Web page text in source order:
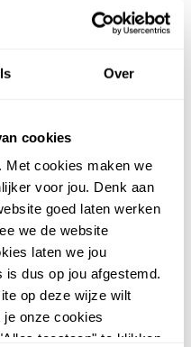
Over
cookies
Met cookies maken we
voor jou. Denk aan
goed laten werken
we de website
laten we jou
is dus op jou afgestemd.
op deze wijze wilt
je onze cookies
toestaan" te klikken.